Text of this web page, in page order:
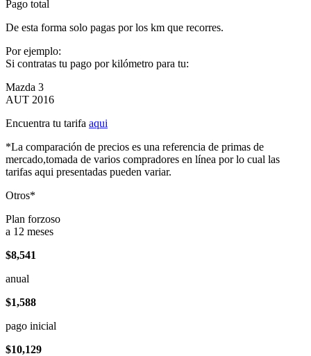
Pago total
De esta forma solo pagas por los km que recorres.
Por ejemplo:
Si contratas tu pago por kilómetro para tu:
Mazda 3
AUT 2016
Encuentra tu tarifa aqui
*La comparación de precios es una referencia de primas de
mercado,tomada de varios compradores en línea por lo cual las
tarifas aqui presentadas pueden variar.
Otros*
Plan forzoso
a 12 meses
$8,541
anual
$1,588
pago inicial
$10,129